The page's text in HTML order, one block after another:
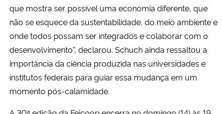
que mostra ser possível uma economia diferente, que
não se esquece da sustentabilidade, do meio ambiente e
onde todos possam ser integrados e colaborar com o
desenvolvimento”, declarou. Schuch ainda ressaltou a
importância da ciência produzida nas universidades e
institutos federais para guiar essa mudança em um
momento pós-calamidade.